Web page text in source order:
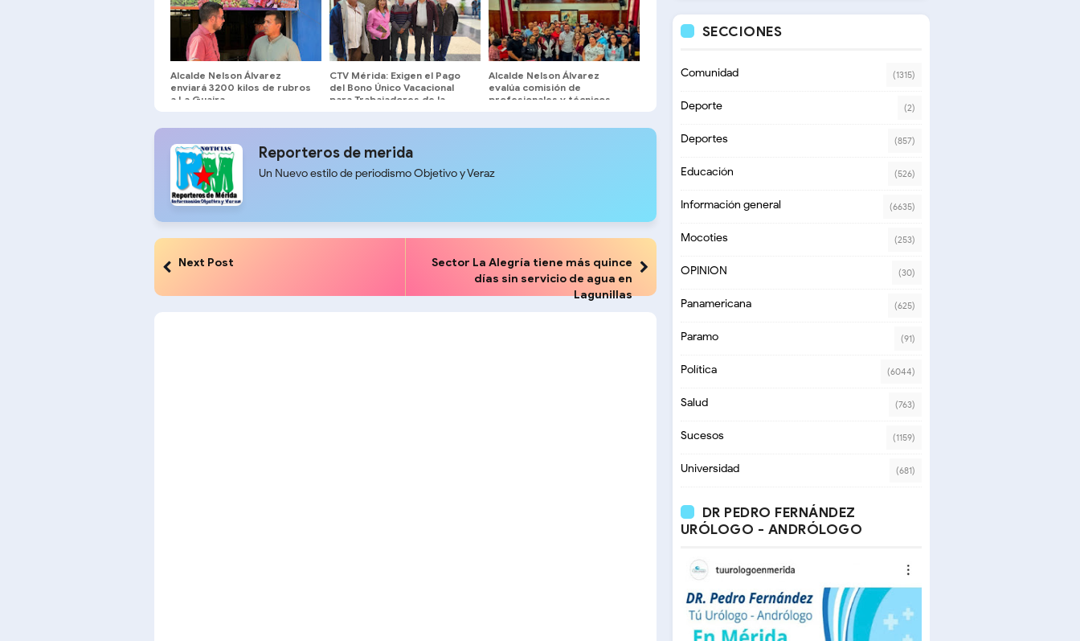
Alcalde Nelson Álvarez
enviará 3200 kilos de rubros
a La Guaira
CTV Mérida: Exigen el Pago
del Bono Único Vacacional
para Trabajadores de la
Alcalde Nelson Álvarez
evalúa comisión de
profesionales y técnicos
Reporteros de merida
Un Nuevo estilo de periodismo Objetivo y Veraz
Next Post
Sector La Alegría tiene más quince
días sin servicio de agua en
Lagunillas
SECCIONES
Comunidad (1315)
Deporte (2)
Deportes (857)
Educación (526)
Información general (6635)
Mocoties (253)
OPINION (30)
Panamericana (625)
Paramo (91)
Política (6044)
Salud (763)
Sucesos (1159)
Universidad (681)
DR PEDRO FERNÁNDEZ
URÓLOGO - ANDRÓLOGO